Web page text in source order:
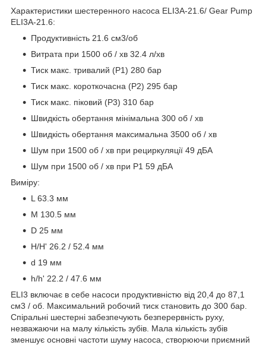
Характеристики шестеренного насоса ELI3A-21.6/ Gear Pump
ELI3A-21.6:
Продуктивність 21.6 см3/об
Витрата при 1500 об / хв 32.4 л/хв
Тиск макс. тривалий (Р1) 280 бар
Тиск макс. короткочасна (Р2) 295 бар
Тиск макс. піковий (Р3) 310 бар
Швидкість обертання мінімальна 300 об / хв
Швидкість обертання максимальна 3500 об / хв
Шум при 1500 об / хв при рециркуляції 49 дБА
Шум при 1500 об / хв при P1 59 дБА
Виміру:
L 63.3 мм
M 130.5 мм
D 25 мм
H/H' 26.2 / 52.4 мм
d 19 мм
h/h' 22.2 / 47.6 мм
ELI3 включає в себе насоси продуктивністю від 20,4 до 87,1
см3 / об. Максимальний робочий тиск становить до 300 бар.
Спіральні шестерні забезпечують безперервність руху,
незважаючи на малу кількість зубів. Мала кількість зубів
зменшує основні частоти шуму насоса, створюючи приємний